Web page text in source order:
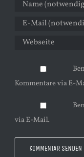
Kommentare via E-
via E-Mail.